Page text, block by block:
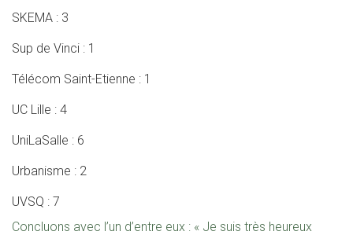
SKEMA : 3
Sup de Vinci : 1
Télécom Saint-Etienne : 1
UC Lille : 4
UniLaSalle : 6
Urbanisme : 2
UVSQ : 7
Concluons avec l’un d’entre eux : « Je suis très heureux